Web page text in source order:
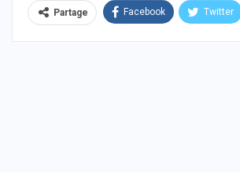
Partage Facebook Twitter